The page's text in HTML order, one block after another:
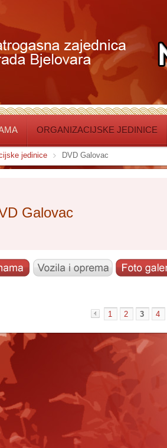
ORGANIZACIJSKE JEDINICE
jedinice DVD Galovac
Galovac
«
1 2 3 4